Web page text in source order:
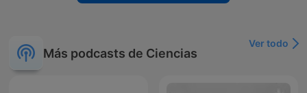
Más podcasts de Ciencias
Ver todo